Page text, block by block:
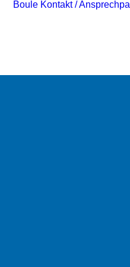
Boule Kontakt /